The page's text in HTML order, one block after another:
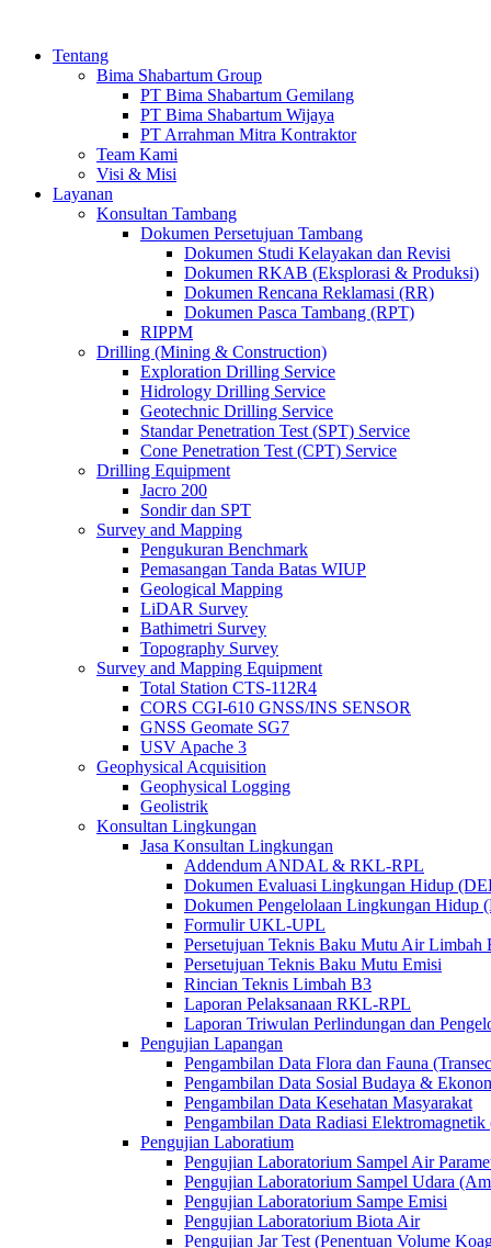
Tentang
Bima Shabartum Group
PT Bima Shabartum Gemilang
PT Bima Shabartum Wijaya
PT Arrahman Mitra Kontraktor
Team Kami
Visi & Misi
Layanan
Konsultan Tambang
Dokumen Persetujuan Tambang
Dokumen Studi Kelayakan dan Revisi
Dokumen RKAB (Eksplorasi & Produksi)
Dokumen Rencana Reklamasi (RR)
Dokumen Pasca Tambang (RPT)
RIPPM
Drilling (Mining & Construction)
Exploration Drilling Service
Hidrology Drilling Service
Geotechnic Drilling Service
Standar Penetration Test (SPT) Service
Cone Penetration Test (CPT) Service
Drilling Equipment
Jacro 200
Sondir dan SPT
Survey and Mapping
Pengukuran Benchmark
Pemasangan Tanda Batas WIUP
Geological Mapping
LiDAR Survey
Bathimetri Survey
Topography Survey
Survey and Mapping Equipment
Total Station CTS-112R4
CORS CGI-610 GNSS/INS SENSOR
GNSS Geomate SG7
USV Apache 3
Geophysical Acquisition
Geophysical Logging
Geolistrik
Konsultan Lingkungan
Jasa Konsultan Lingkungan
Addendum ANDAL & RKL-RPL
Dokumen Evaluasi Lingkungan Hidup
Dokumen Pengelolaan Lingkungan Hidup
Formulir UKL-UPL
Persetujuan Teknis Baku Mutu Air
Persetujuan Teknis Baku Mutu Emisi
Rincian Teknis Limbah B3
Laporan Pelaksanaan RKL-RPL
Laporan Triwulan Perlindungan dan
Pengujian Lapangan
Pengambilan Data Flora dan Fauna
Pengambilan Data Sosial Budaya &
Pengambilan Data Kesehatan Masyarakat
Pengambilan Data Radiasi
Pengujian Laboratium
Pengujian Laboratorium Sampel Air
Pengujian Laboratorium Sampel Udara
Pengujian Laboratorium Sampe Emisi
Pengujian Laboratorium Biota Air
Pengujian Jar Test (Penentuan Volume